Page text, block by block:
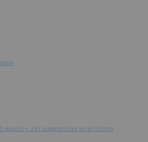
quejas y 251 sugerencias en el último